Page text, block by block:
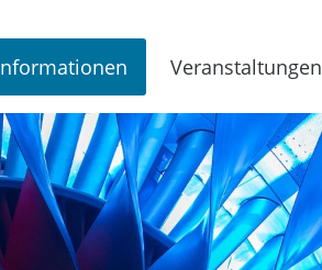
Veranstaltungen